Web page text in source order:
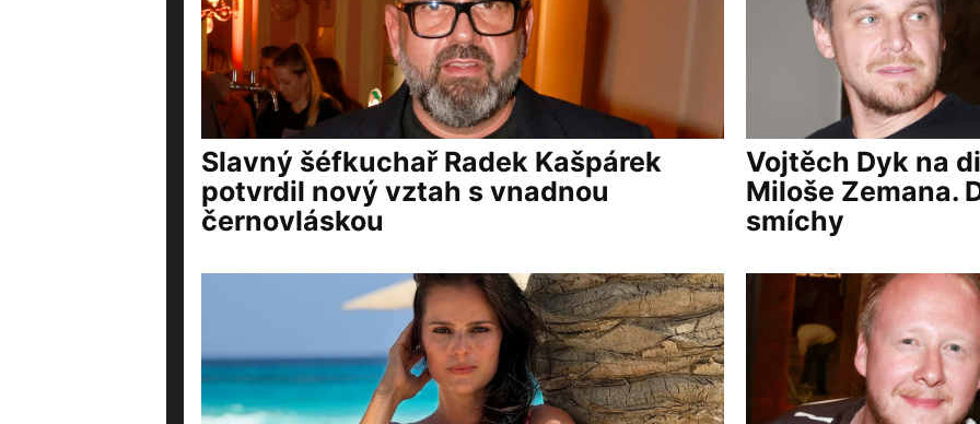
Slavný šéfkuchař Radek Kašpárek
potvrdil nový vztah s vnadnou
černovláskou
Vojtěch Dyk na
Miloše Zemana.
smíchy